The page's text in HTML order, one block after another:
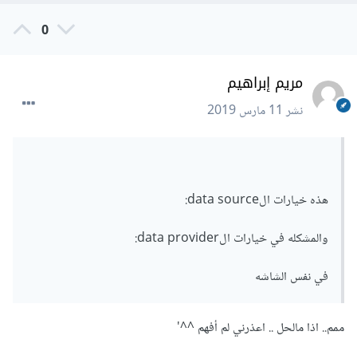
0
مريم إبراهيم
نشر11 مارس 2019
هذه خيارات الdata source:
والمشكله في خيارات الdata provider:
في نفس الشاشه
ممم.. اذا مالحل .. اعذرني لم أفهم ^^'